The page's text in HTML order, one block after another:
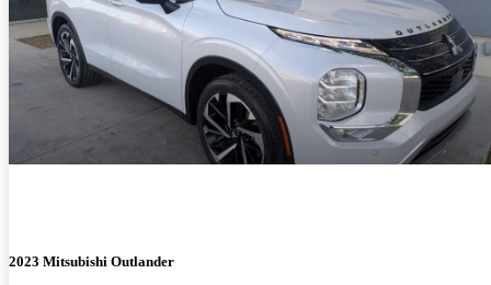
2023 Mitsubishi Outlander